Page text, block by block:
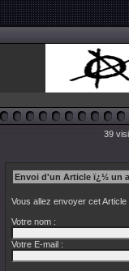
39
Envoi d'un Article ï¿½ un
Vous allez envoyer cet Article
Votre nom :
Votre E-mail :